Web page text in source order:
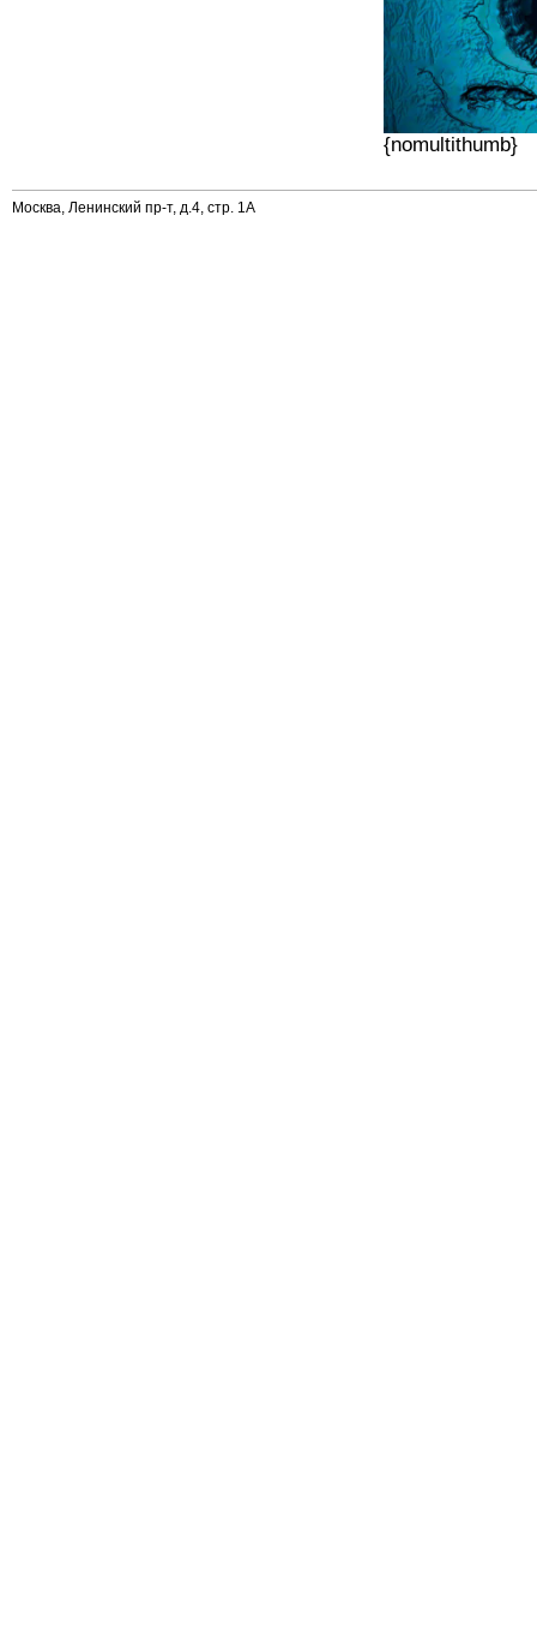
{nomultithumb}
Москва, Ленинский пр-т, д.4, стр. 1А